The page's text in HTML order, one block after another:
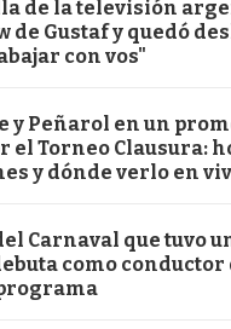
de la televisión
de Gustaf y quedó
con vos"
y Peñarol en un
el Torneo Clausura:
y dónde verlo en
Carnaval que tuvo
como conductor